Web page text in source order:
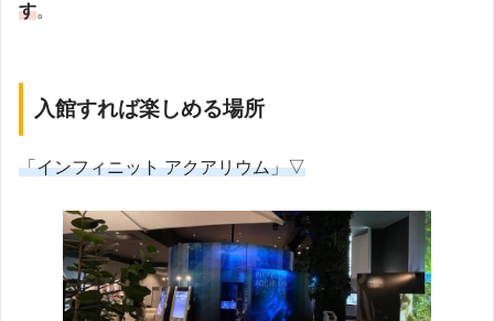
す。
入館すれば楽しめる場所
「インフィニット アクアリウム」▽